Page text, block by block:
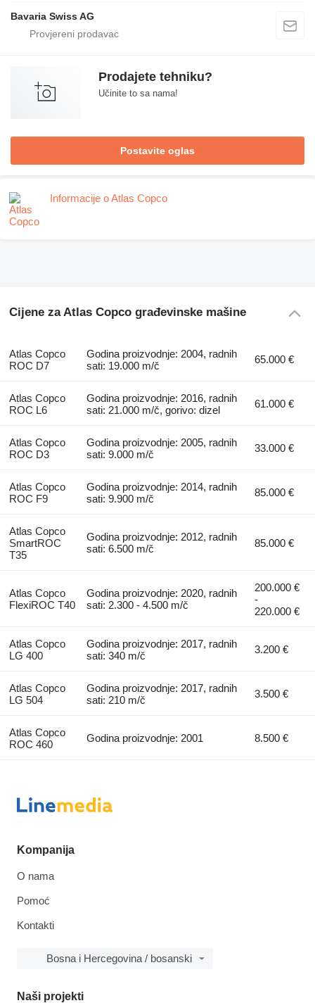
Bavaria Swiss AG
Prodajete tehniku?
Učinite to sa nama!
Postavite oglas
Informacije o Atlas Copco
Cijene za Atlas Copco građevinske mašine
Atlas Copco
ROC D7
Godina proizvodnje: 2004, radnih
sati: 19.000 m/č
65.000 €
Atlas Copco
ROC L6
Godina proizvodnje: 2016, radnih
sati: 21.000 m/č, gorivo: dizel
61.000 €
Atlas Copco
ROC D3
Godina proizvodnje: 2005, radnih
sati: 9.000 m/č
33.000 €
Atlas Copco
ROC F9
Godina proizvodnje: 2014, radnih
sati: 9.900 m/č
85.000 €
Atlas Copco
SmartROC
T35
Godina proizvodnje: 2012, radnih
sati: 6.500 m/č
85.000 €
Atlas Copco
FlexiROC T40
Godina proizvodnje: 2020, radnih
sati: 2.300 - 4.500 m/č
200.000 €
-
220.000 €
Atlas Copco
LG 400
Godina proizvodnje: 2017, radnih
sati: 340 m/č
3.200 €
Atlas Copco
LG 504
Godina proizvodnje: 2017, radnih
sati: 210 m/č
3.500 €
Atlas Copco
ROC 460
Godina proizvodnje: 2001 8.500 €
Kompanija
O nama
Pomoć
Kontakti
Bosna i Hercegovina / bosanski
Naši projekti